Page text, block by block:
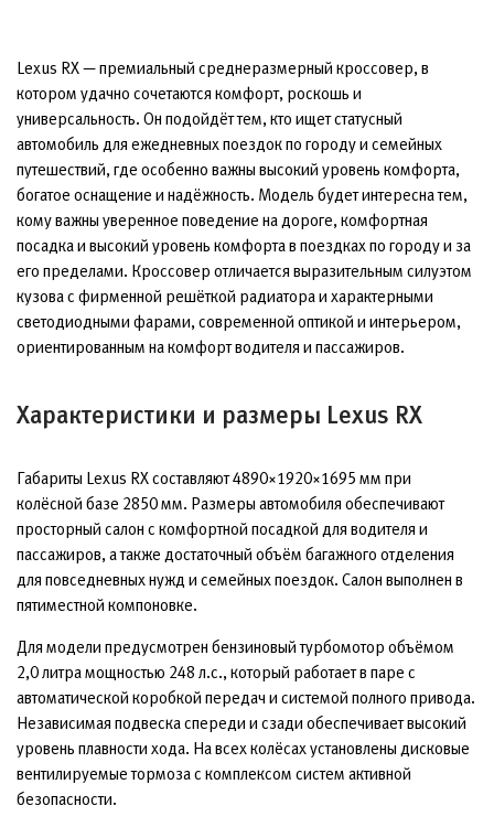
Lexus RX — премиальный среднеразмерный кроссовер, в
котором удачно сочетаются комфорт, роскошь и
универсальность. Он подойдёт тем, кто ищет статусный
автомобиль для ежедневных поездок по городу и семейных
путешествий, где особенно важны высокий уровень комфорта,
богатое оснащение и надёжность. Модель будет интересна тем,
кому важны уверенное поведение на дороге, комфортная
посадка и высокий уровень комфорта в поездках по городу и за
его пределами. Кроссовер отличается выразительным силуэтом
кузова с фирменной решёткой радиатора и характерными
светодиодными фарами, современной оптикой и интерьером,
ориентированным на комфорт водителя и пассажиров.
Характеристики и размеры Lexus RX
Габариты Lexus RX составляют 4890×1920×1695 мм при
колёсной базе 2850 мм. Размеры автомобиля обеспечивают
просторный салон с комфортной посадкой для водителя и
пассажиров, а также достаточный объём багажного отделения
для повседневных нужд и семейных поездок. Салон выполнен в
пятиместной компоновке.
Для модели предусмотрен бензиновый турбомотор объёмом
2,0 литра мощностью 248 л.с., который работает в паре с
автоматической коробкой передач и системой полного привода.
Независимая подвеска спереди и сзади обеспечивает высокий
уровень плавности хода. На всех колёсах установлены дисковые
вентилируемые тормоза с комплексом систем активной
безопасности.